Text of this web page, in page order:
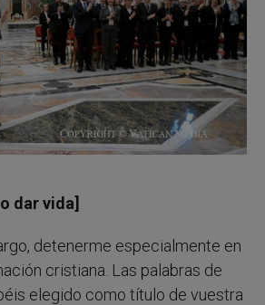
dar vida]
detenerme especialmente en
cristiana. Las palabras de
elegido como título de vuestra